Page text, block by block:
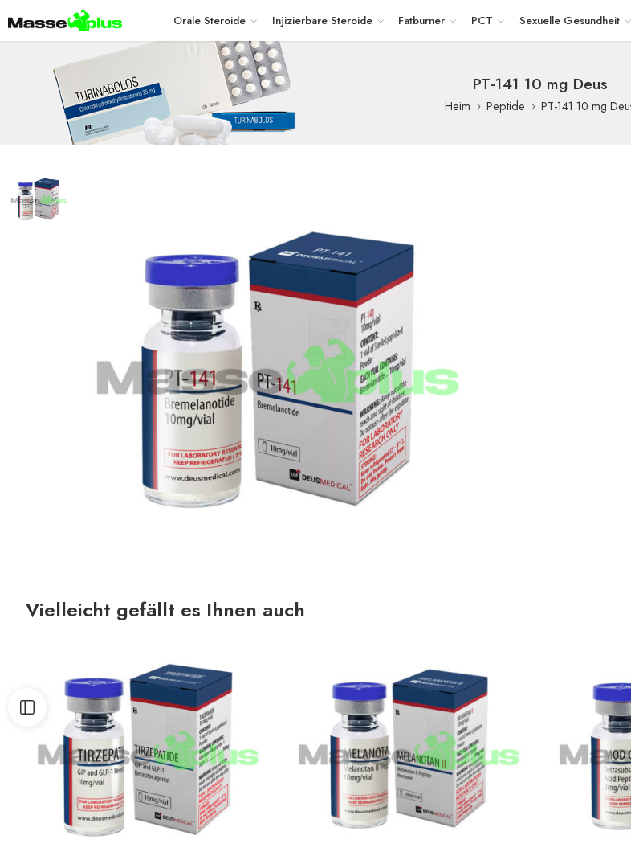
Orale Steroide Injizierbare Steroide Fatburner PCT Sexuelle Gesundheit
PT-141 10 mg Deus
Heim Peptide PT-141 10 mg
Vielleicht gefällt es Ihnen auch